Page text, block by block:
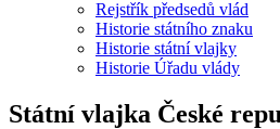
Rejstřík předsedů vlád
Historie státního znaku
Historie státní vlajky
Historie Úřadu vlády
Státní vlajka České